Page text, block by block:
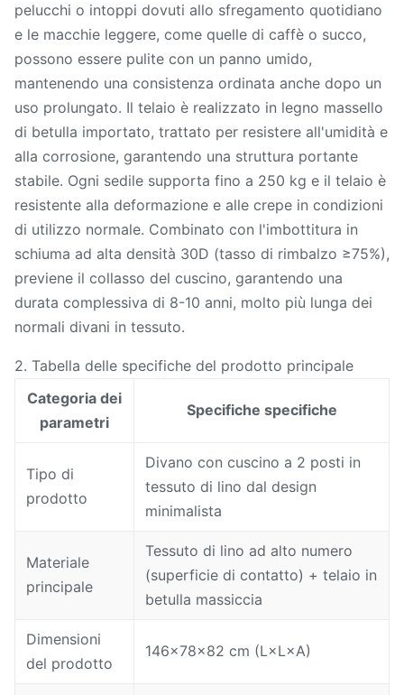
pelucchi o intoppi dovuti allo sfregamento quotidiano
e le macchie leggere, come quelle di caffè o succo,
possono essere pulite con un panno umido,
mantenendo una consistenza ordinata anche dopo un
uso prolungato. Il telaio è realizzato in legno massello
di betulla importato, trattato per resistere all'umidità e
alla corrosione, garantendo una struttura portante
stabile. Ogni sedile supporta fino a 250 kg e il telaio è
resistente alla deformazione e alle crepe in condizioni
di utilizzo normale. Combinato con l'imbottitura in
schiuma ad alta densità 30D (tasso di rimbalzo ≥75%),
previene il collasso del cuscino, garantendo una
durata complessiva di 8-10 anni, molto più lunga dei
normali divani in tessuto.
2. Tabella delle specifiche del prodotto principale
Categoria dei
parametri
Specifiche specifiche
Tipo di
prodotto
Divano con cuscino a 2 posti in
tessuto di lino dal design
minimalista
Materiale
principale
Tessuto di lino ad alto numero
(superficie di contatto) + telaio in
betulla massiccia
Dimensioni
del prodotto
146x78x82 cm (L×L×A)